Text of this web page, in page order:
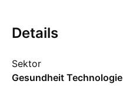
Details
Sektor
Gesundheit Technologie